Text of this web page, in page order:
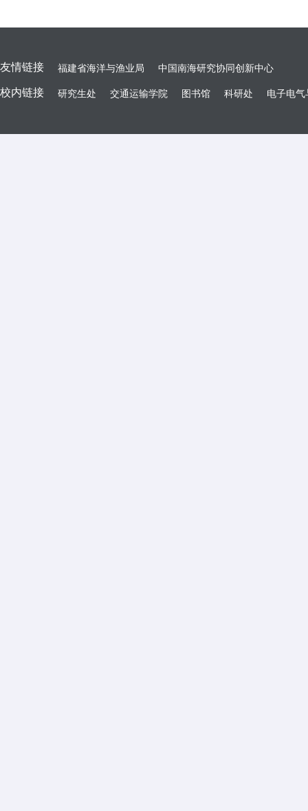
友情链接 福建省海洋与渔业局 中国南海研究协同创新中心
校内链接 研究生处 交通运输学院 图书馆 科研处 电子电